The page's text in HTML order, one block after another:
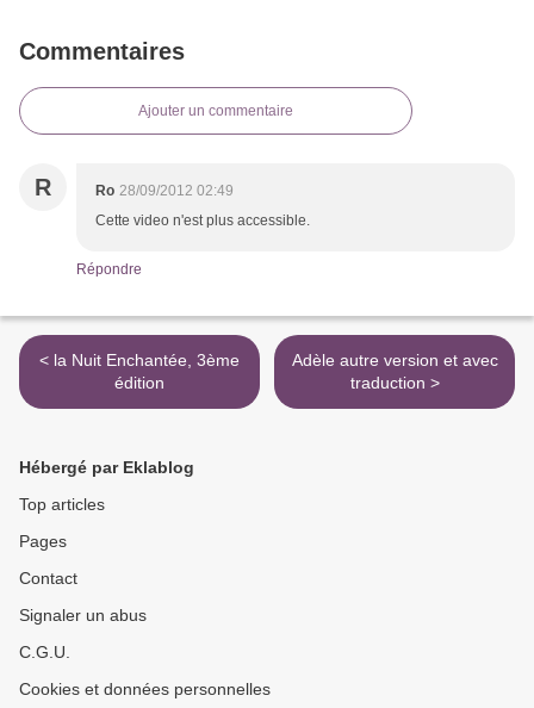
Commentaires
Ajouter un commentaire
R Ro 28/09/2012 02:49
Cette video n'est plus accessible.
Répondre
< la Nuit Enchantée, 3ème
édition
Adèle autre version et avec
traduction >
Hébergé par Eklablog
Top articles
Pages
Contact
Signaler un abus
C.G.U.
Cookies et données personnelles